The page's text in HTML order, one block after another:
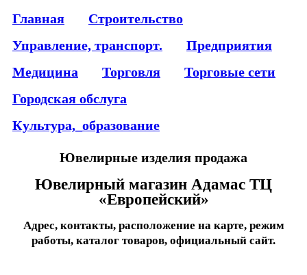
Главная
Строительство
Управление, транспорт.
Предприятия
Медицина
Торговля
Торговые сети
Городская обслуга
Культура,_образование
Ювелирные изделия продажа
Ювелирный магазин Адамас ТЦ
«Европейский»
Адрес, контакты, расположение на карте, режим
работы, каталог товаров, официальный сайт.